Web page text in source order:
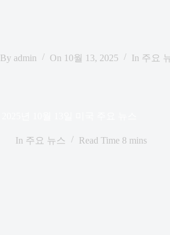
By admin On 10월 13, 2025 In 주요
In 주요 뉴스 Read Time 8 mins